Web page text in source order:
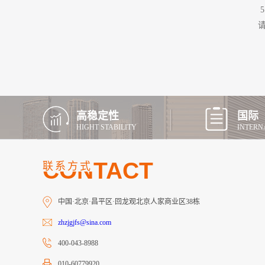
高稳定性
HIGHT STABILITY
国际
CONTACT
联系方式
中国·北京·昌平区·回龙观北京人家商业区38栋
zhzjgjfs@sina.com
400-043-8988